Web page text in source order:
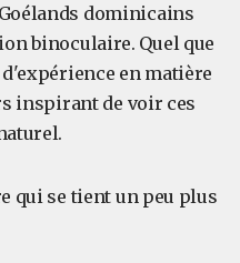
dominicains
binoculaire. Quel que
en matière
inspirant de voir ces
qui se tient un peu plus